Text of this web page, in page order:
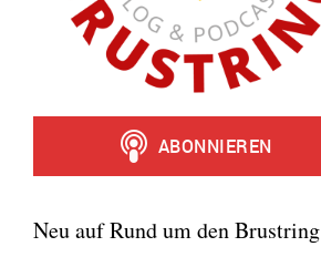
Neu auf Rund um den Brustring